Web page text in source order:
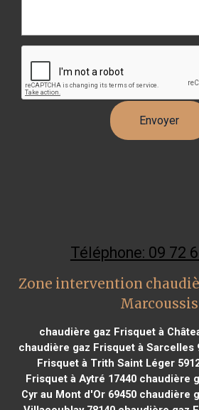
Téléphone: 09 72
Zone intervention
Marcoussis
chaudière gaz Frisquet à
chaudière gaz Frisquet à Sarcelles
Frisquet à Trith Saint Léger
Frisquet à Aytré 17440chaudière
Cyr au Mont d'Or 69450chaudière